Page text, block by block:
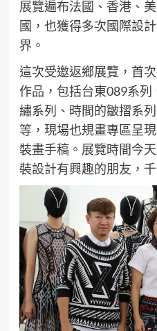
展覽遍布法國、香港、
國，也獲得多次國際設
界。
這次受邀返鄉展覽，首
作品，包括台東089系
繡系列、時間的皺摺系
等，現場也規畫專區呈
裝畫手稿。展覽時間今
裝設計有興趣的朋友，